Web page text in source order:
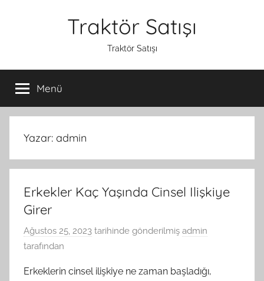
Traktör Satışı
Traktör Satışı
Menü
Yazar: admin
Erkekler Kaç Yaşında Cinsel Ilişkiye
Girer
Ağustos 25, 2023 tarihinde gönderilmiş admin
tarafından
Erkeklerin cinsel ilişkiye ne zaman başladığı,